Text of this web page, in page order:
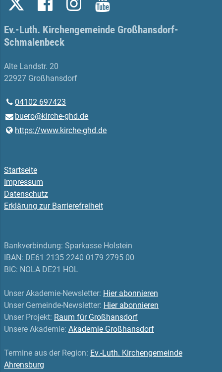
Ev.-Luth. Kirchengemeinde Großhansdorf-
Schmalenbeck
Alte Landstr. 20
22927 Großhansdorf
04102 697423
buero@​kirche-ghd.​de
https://www.​kirche-ghd.​de
Startseite
Impressum
Datenschutz
Erklärung zur Barrierefreiheit
Bankverbindung: Sparkasse Holstein
IBAN: DE61 2135 2240 0179 2795 00
BIC: NOLA DE21 HOL
Unser Akademie-Newsletter: Hier abonnieren
Unser Gemeinde-Newsletter: Hier abonnieren
Unser Projekt: Raum für Großhansdorf
Unsere Akademie: Akademie Großhansdorf
Termine aus der Region: Ev.-Luth. Kirchengemeinde
Ahrensburg